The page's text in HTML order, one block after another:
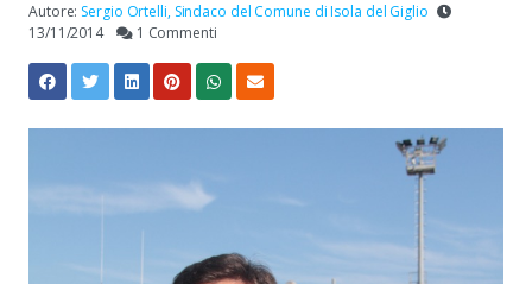
Autore: Sergio Ortelli, Sindaco del Comune di Isola del Giglio
13/11/2014
1 Commenti